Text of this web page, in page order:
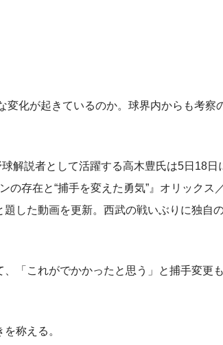
化が起きているのか。球界内からも考察
解説者として活躍する高木豊氏は5日18日
存在と“捕手を変えた勇気”』オリックス
した動画を更新。西武の戦いぶりに独自
「これがでかかったと思う」と捕手変更
称える。